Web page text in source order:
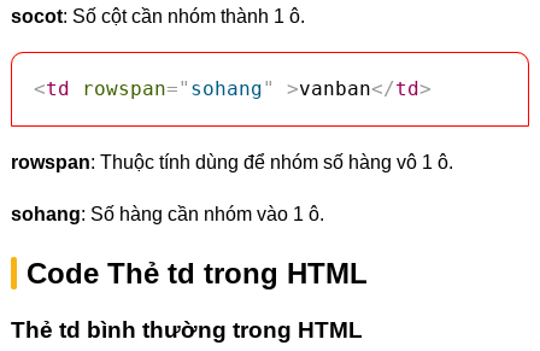
socot: Số cột cần nhóm thành 1 ô.
<td rowspan=" sohang" >vanban</td>
rowspan: Thuộc tính dùng để nhóm số hàng vô 1 ô.
sohang: Số hàng cần nhóm vào 1 ô.
Code Thẻ td trong HTML
Thẻ td bình thường trong HTML